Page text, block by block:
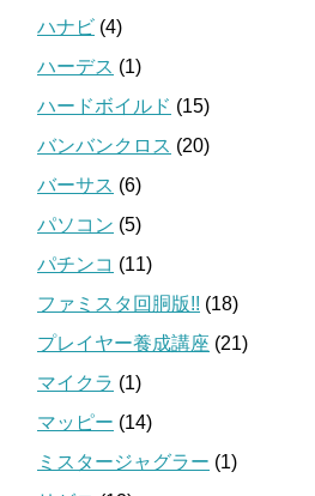
ハナビ (4)
ハーデス (1)
ハードボイルド (15)
バンバンクロス (20)
バーサス (6)
パソコン (5)
パチンコ (11)
ファミスタ回胴版!! (18)
プレイヤー養成講座 (21)
マイクラ (1)
マッピー (14)
ミスタージャグラー (1)